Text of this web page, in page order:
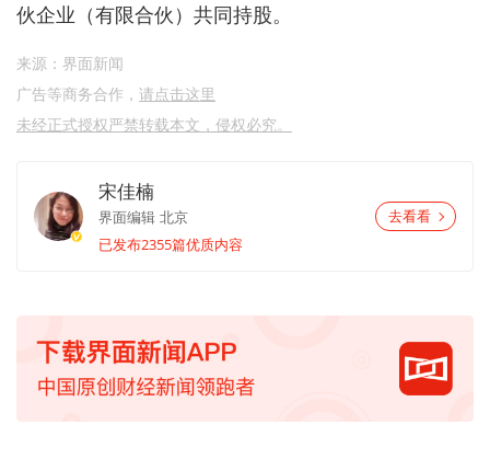
伙企业（有限合伙）共同持股。
来源：界面新闻
广告等商务合作， 请点击这里
未经正式授权严禁转载本文，侵权必究。
宋佳楠
界面编辑 北京
已发布2355篇优质内容
去看看